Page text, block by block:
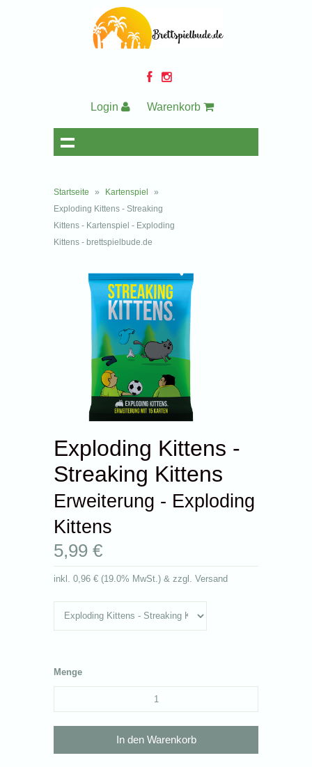
Login Warenkorb
Startseite » Kartenspiel
»
Exploding Kittens - Streaking
Kittens - Kartenspiel - Exploding
Kittens - brettspielbude.de
Exploding Kittens -
Streaking Kittens
Erweiterung - Exploding
Kittens
5,99 €
inkl.0,96 € (19.0% MwSt.) & zzgl. Versand
Menge